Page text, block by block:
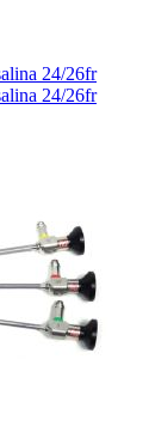
24/26fr
24/26fr